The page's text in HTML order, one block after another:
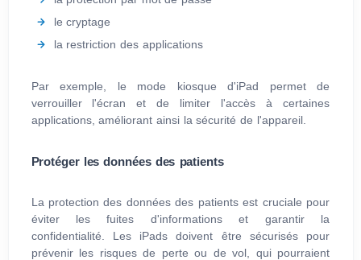
le cryptage
la restriction des applications
Par exemple, le mode kiosque d'iPad permet de
verrouiller l'écran et de limiter l'accès à certaines
applications, améliorant ainsi la sécurité de l'appareil.
Protéger les données des patients
La protection des données des patients est cruciale pour
éviter les fuites d'informations et garantir la
confidentialité. Les iPads doivent être sécurisés pour
prévenir les risques de perte ou de vol, qui pourraient